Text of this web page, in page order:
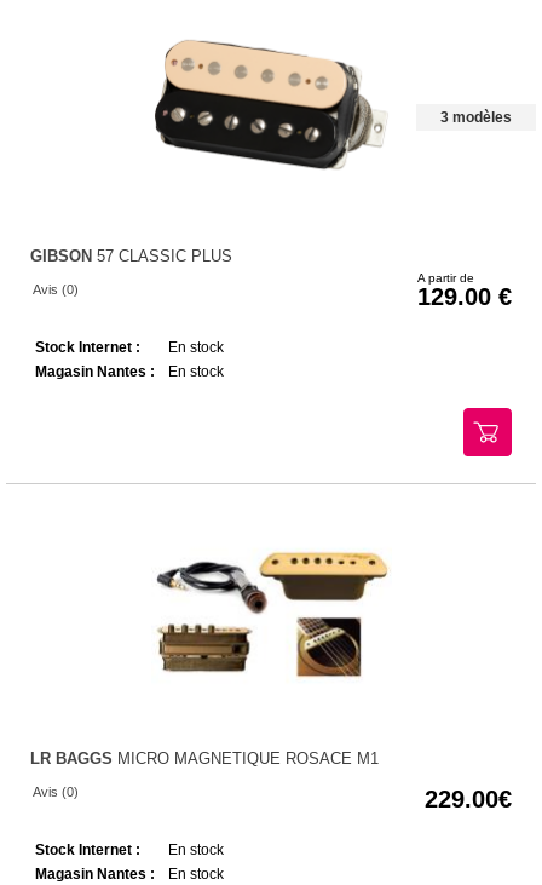
3 modèles
GIBSON 57 CLASSIC PLUS
Avis (0)
A partir de
129.00
Stock Internet :
En stock
Magasin Nantes :
En stock
LR BAGGS MICRO MAGNETIQUE ROSACE M1
Avis (0) 229.00
Stock Internet :
En stock
Magasin Nantes :
En stock